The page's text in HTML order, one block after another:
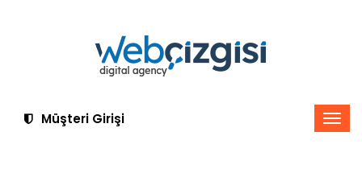
Müşteri Girişi